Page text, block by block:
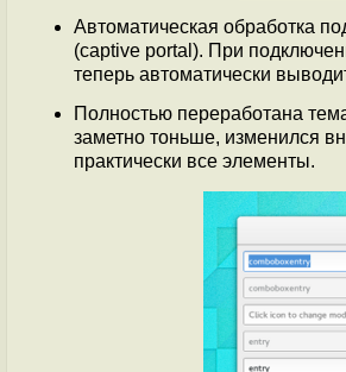
Автоматическая обработка
(captive portal). При
теперь автоматически
Полностью переработана
заметно тоньше, изменился
практически все элементы.